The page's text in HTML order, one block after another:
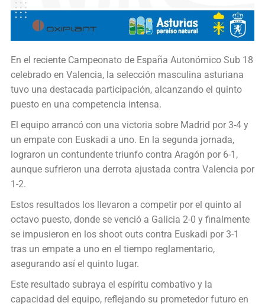
En el reciente Campeonato de España Autonómico Sub 18
celebrado en Valencia, la selección masculina asturiana
tuvo una destacada participación, alcanzando el quinto
puesto en una competencia intensa.
El equipo arrancó con una victoria sobre Madrid por 3-4 y
un empate con Euskadi a uno. En la segunda jornada,
lograron un contundente triunfo contra Aragón por 6-1,
aunque sufrieron una derrota ajustada contra Valencia por
1-2.
Estos resultados los llevaron a competir por el quinto al
octavo puesto, donde se venció a Galicia 2-0 y finalmente
se impusieron en los shoot outs contra Euskadi por 3-1
tras un empate a uno en el tiempo reglamentario,
asegurando así el quinto lugar.
Este resultado subraya el espíritu combativo y la
capacidad del equipo, reflejando su prometedor futuro en